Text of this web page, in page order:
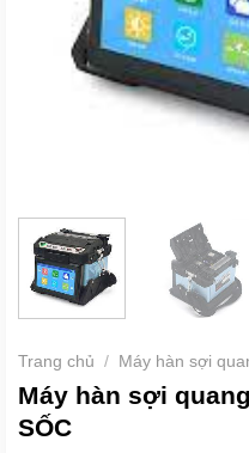
Trang chủ / Máy hàn sợi
Máy hàn sợi
SỐC